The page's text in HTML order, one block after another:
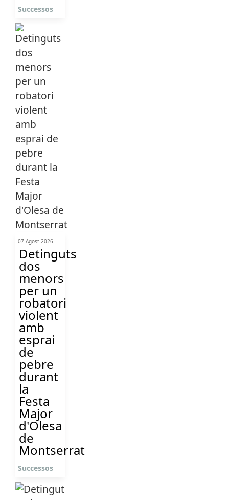
Successos
07 Agost 2026
Detinguts
dos
menors
per un
robatori
violent
amb
esprai
de
pebre
durant
la
Festa
Major
d'Olesa
de
Montserrat
Successos